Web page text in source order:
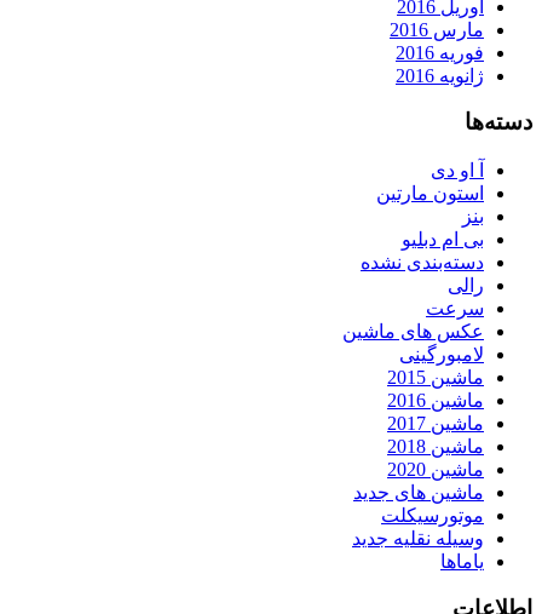
آوریل 2016
مارس 2016
فوریه 2016
ژانویه 2016
دسته‌ها
آ او دی
استون مارتین
بنز
بی ام دبلیو
دسته‌بندی نشده
رالی
سرعت
عکس های ماشین
لامبورگینی
ماشین 2015
ماشین 2016
ماشین 2017
ماشین 2018
ماشین 2020
ماشین های جدید
موتورسیکلت
وسیله نقلیه جدید
یاماها
اطلاعات